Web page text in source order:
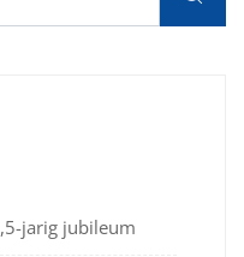
jarig jubileum